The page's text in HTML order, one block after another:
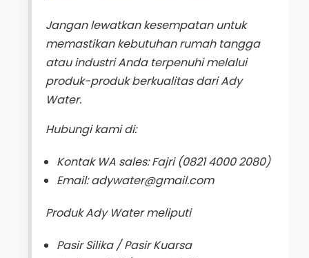
Jangan lewatkan kesempatan untuk
memastikan kebutuhan rumah tangga
atau industri Anda terpenuhi melalui
produk-produk berkualitas dari Ady
Water.
Hubungi kami di:
Kontak WA sales: Fajri (0821 4000 2080)
Email: adywater@gmail.com
Produk Ady Water meliputi
Pasir Silika / Pasir Kuarsa